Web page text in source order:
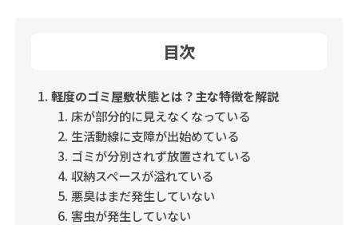
目次
軽度のゴミ屋敷状態とは？主な特徴を解説
床が部分的に見えなくなっている
生活動線に支障が出始めている
ゴミが分別されず放置されている
収納スペースが溢れている
悪臭はまだ発生していない
害虫が発生していない